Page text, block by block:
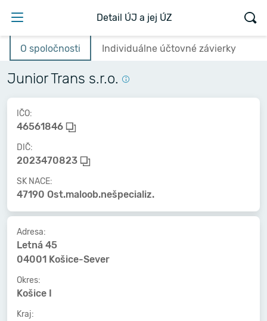
Detail ÚJ a jej ÚZ
O spoločnosti Individuálne účtovné závierky
Junior Trans s.r.o.
IČO:
46561846
DIČ:
2023470823
SK NACE:
47190 Ost.maloob.nešpecializ.
Adresa:
Letná 45
04001 Košice-Sever
Okres:
Košice I
Kraj: